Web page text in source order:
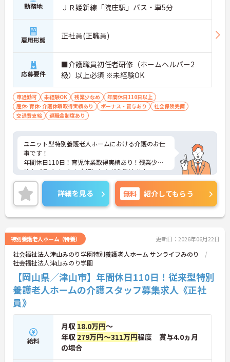
勤務地
ＪＲ姫新線「院庄駅」バス・車5分
雇用形態 正社員(正職員)
応募要件
■介護職員初任者研修（ホームヘルパー2
級）以上必須 ※未経験OK
車通勤可 未経験OK 残業少なめ
年間休日110日以上
産休･育休･介護休暇取得実績あり
ボーナス・賞与あり
社会保険完備
交通費支給
退職金制度あり
ユニット型特別養護老人ホームにおける介護のお仕
事です！
年間休日110日！育児休業取得実績あり！残業少な
め！プライベートも大切にしながら働けます。
ご興味ある方には、面接対策ポイントなど、さらに
詳細をお話しいたしますのでお気軽にご相談くださ
い。
詳細を見る 無料 紹介してもらう
特別養護老人ホーム（特養） 更新日：2026年06月22日
社会福祉法人津山みのり学園特別養護老人ホーム サンライフみのり
社会福祉法人津山みのり学園
【岡山県／津山市】年間休日110日！従来型特別
養護老人ホームの介護スタッフ募集求人《正社
員》
給料
月収 18.0万円～
年収 279万円～311万円程度 賞与4.0ヵ月
の場合